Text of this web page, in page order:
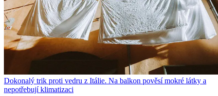
Dokonalý trik proti vedru z Itálie. Na balkon pověsí mokré látky a
nepotřebují klimatizaci